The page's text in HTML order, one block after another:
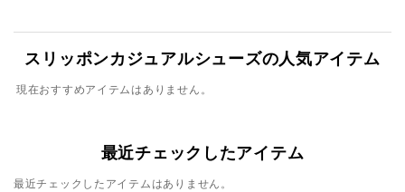
スリッポンカジュアルシューズの人気アイテム
現在おすすめアイテムはありません。
最近チェックしたアイテム
最近チェックしたアイテムはありません。